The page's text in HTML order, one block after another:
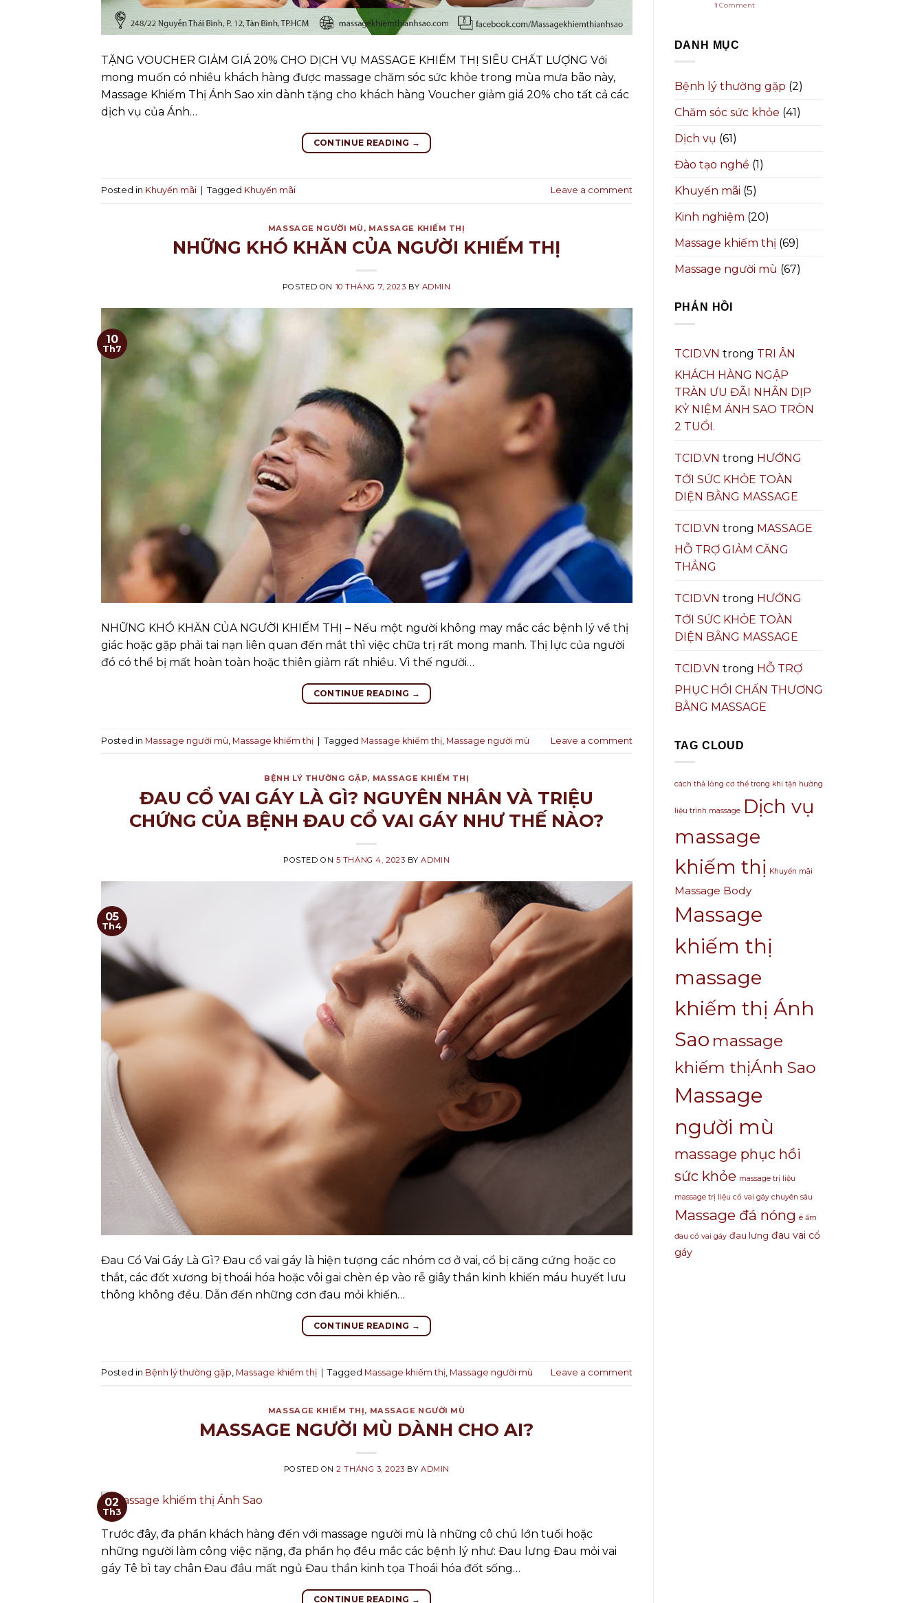
TẶNG VOUCHER GIẢM GIÁ 20% CHO DỊCH VỤ MASSAGE KHIẾM THỊ SIÊU CHẤT LƯỢNG Với
mong muốn có nhiều khách hàng được massage chăm sóc sức khỏe trong mùa mưa bão này,
Massage Khiếm Thị Ánh Sao xin dành tặng cho khách hàng Voucher giảm giá 20% cho tất cả các
dịch vụ của Ánh…
CONTINUE READING →
Posted in Khuyến mãi Tagged Khuyến mãi Leave a comment
MASSAGE NGƯỜI MÙ , MASSAGE KHIẾM THỊ
NHỮNG KHÓ KHĂN CỦA NGƯỜI KHIẾM THỊ
POSTED ON 10 THÁNG 7, 2023 BY ADMIN
10
Th7
NHỮNG KHÓ KHĂN CỦA NGƯỜI KHIẾM THỊ – Nếu một người không may mắc các bệnh lý về thị
giác hoặc gặp phải tai nạn liên quan đến mắt thì việc chữa trị rất mong manh. Thị lực của người
đó có thể bị mất hoàn toàn hoặc thiên giảm rất nhiều. Vì thế người…
CONTINUE READING →
Posted in Massage người mù Massage khiếm thị | Tagged Massage khiếm thị Massage người mù Leave a comment
BỆNH LÝ THƯỜNG GẶP, MASSAGE KHIẾM THỊ
ĐAU CỔ VAI GÁY LÀ GÌ? NGUYÊN NHÂN VÀ TRIỆU
CHỨNG CỦA BỆNH ĐAU CỔ VAI GÁY NHƯ THẾ NÀO?
POSTED ON 5 THÁNG 4, 2023 BYADMIN
05
Th4
Đau Cổ Vai Gáy Là Gì? Đau cổ vai gáy là hiện tượng các nhóm cơ ở vai, cổ bị căng cứng hoặc co
thắt, các đốt xương bị thoái hóa hoặc vôi gai chèn ép vào rễ giây thần kinh khiến máu huyết lưu
thông không đều. Dẫn đến những cơn đau mỏi khiến…
CONTINUE READING →
Posted in Bệnh lý thường gặp Massage khiếm thị Tagged Massage khiếm thị Massage người mù Leave a comment
MASSAGE KHIẾM THỊ, MASSAGE NGƯỜI MÙ
MASSAGE NGƯỜI MÙ DÀNH CHO AI?
POSTED ON2 THÁNG 3, 2023 BY ADMIN
02
Th3
Trước đây, đa phần khách hàng đến với massage người mù là những cô chú lớn tuổi hoặc
những người làm công việc nặng, đa phần họ đều mắc các bệnh lý như: Đau lưng Đau mỏi vai
gáy Tê bì tay chân Đau đầu mất ngủ Đau thần kinh tọa Thoái hóa đốt sống…
CONTINUE READING →
1Comment
DANH MỤC
Bệnh lý thường gặp (2)
Chăm sóc sức khỏe (41)
Dịch vụ (61)
Đào tạo nghề (1)
Khuyến mãi (5)
Kinh nghiệm (20)
Massage khiếm thị (69)
Massage người mù (67)
PHẢN HỒI
TCID.VN trong TRI ÂN
KHÁCH HÀNG NGẬP
TRÀN ƯU ĐÃI NHÂN DỊP
KỶ NIỆM ÁNH SAO TRÒN
2 TUỔI.
TCID.VN trong HƯỚNG
TỚI SỨC KHỎE TOÀN
DIỆN BẰNG MASSAGE
TCID.VN trong MASSAGE
HỖ TRỢ GIẢM CĂNG
THẲNG
TCID.VN trong HƯỚNG
TỚI SỨC KHỎE TOÀN
DIỆN BẰNG MASSAGE
TCID.VN trong HỖ TRỢ
PHỤC HỒI CHẤN THƯƠNG
BẰNG MASSAGE
TAG CLOUD
cách thả lỏng cơ thể trong khi tận hưởng
liệu trình massage Dịch vụ
massage
khiếm thị Khuyến mãi
Massage Body
Massage
khiếm thị
massage
khiếm thị Ánh
Sao massage
khiếm thịÁnh Sao
Massage
người mù
massage phục hồi
sức khỏe massage trị liệu
massage trị liệu cổ vai gáy chuyên sâu
Massage đá nóng ê ẩm
đau cổ vai gáy đau lưng đau vai cổ
gáy